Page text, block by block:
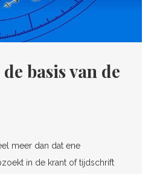
basis van de
meer dan dat ene
in de krant of tijdschrift